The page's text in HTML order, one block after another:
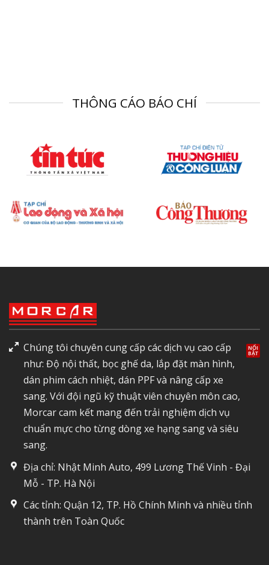
THÔNG CÁO BÁO CHÍ
Chúng tôi chuyên cung cấp các dịch vụ cao cấp
như: Độ nội thất, bọc ghế da, lắp đặt màn hình,
dán phim cách nhiệt, dán PPF và nâng cấp xe
sang. Với đội ngũ kỹ thuật viên chuyên môn cao,
Morcar cam kết mang đến trải nghiệm dịch vụ
chuẩn mực cho từng dòng xe hạng sang và siêu
sang.
Địa chỉ: Nhật Minh Auto, 499 Lương Thế Vinh - Đại
Mỗ - TP. Hà Nội
Các tỉnh: Quận 12, TP. Hồ Chính Minh và nhiều tỉnh
thành trên Toàn Quốc